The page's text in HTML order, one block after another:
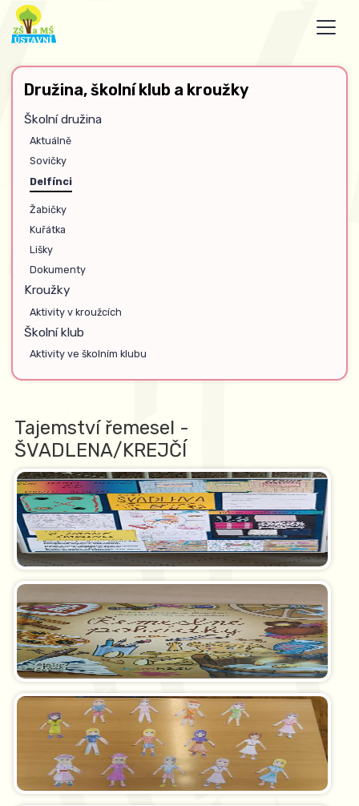
Družina, školní klub a kroužky
Školní družina
Aktuálně
Sovičky
Delfínci
Žabičky
Kuřátka
Lišky
Dokumenty
Kroužky
Aktivity v kroužcích
Školní klub
Aktivity ve školním klubu
Tajemství řemesel -
ŠVADLENA/KREJČÍ